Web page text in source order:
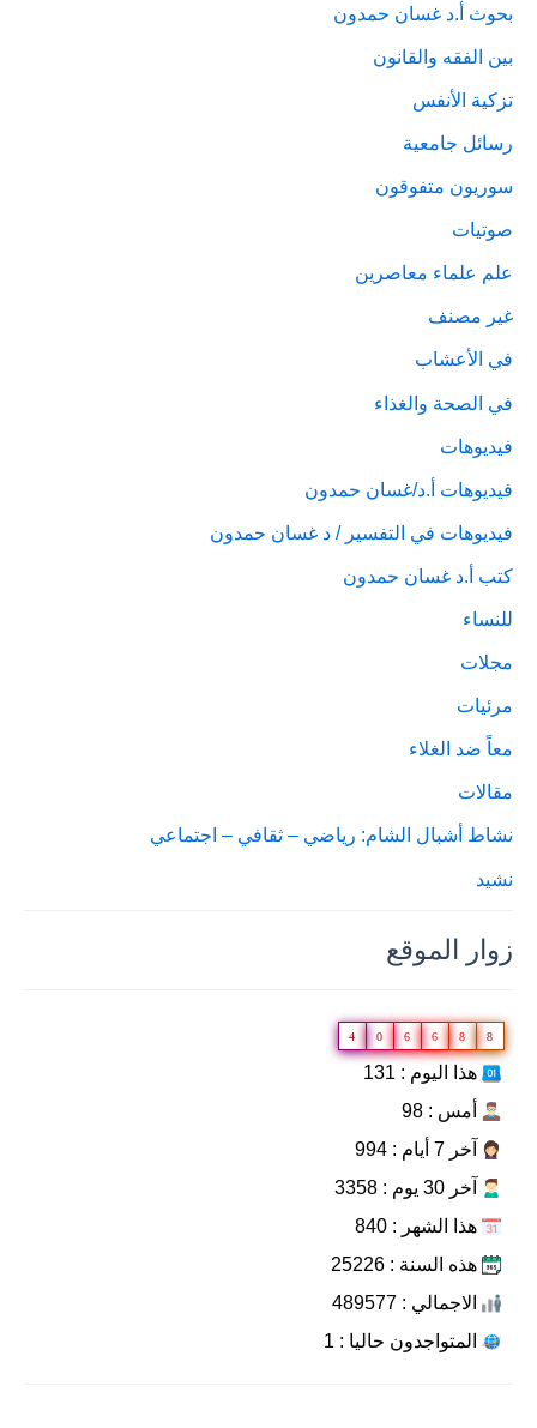
بحوث أ.د غسان حمدون
بين الفقه والقانون
تزكية الأنفس
رسائل جامعية
سوريون متفوقون
صوتيات
علم علماء معاصرين
غير مصنف
في الأعشاب
في الصحة والغذاء
فيديوهات
فيديوهات أ.د/غسان حمدون
فيديوهات في التفسير / د غسان حمدون
كتب أ.د غسان حمدون
للنساء
مجلات
مرئيات
معاً ضد الغلاء
مقالات
نشاط أشبال الشام: رياضي – ثقافي – اجتماعي
نشيد
زوار الموقع
4 0 6 6 8 8
هذا اليوم : 131
أمس : 98
آخر 7 أيام : 994
آخر 30 يوم : 3358
هذا الشهر : 840
هذه السنة : 25226
الاجمالي : 489577
المتواجدون حاليا : 1